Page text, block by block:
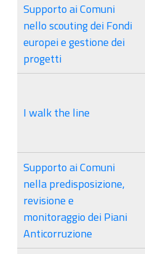
Supporto ai Comuni
nello scouting dei Fondi
europei e gestione dei
progetti
I walk the line
Supporto ai Comuni
nella predisposizione,
revisione e
monitoraggio dei Piani
Anticorruzione